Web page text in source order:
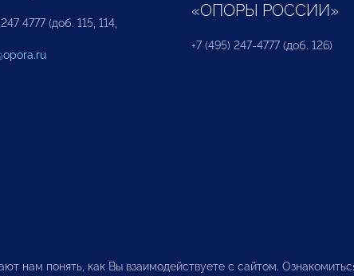
4777 (доб. 115, 114,
«ОПОРЫ РОССИИ»
+7 (495) 247-4777 (доб. 126)
нам понять, как Вы взаимодействуете с сайтом.